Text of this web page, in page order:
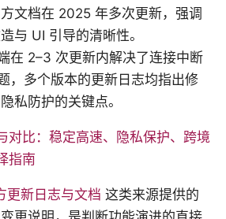
文档在 2025 年多次更新，强调
与 UI 引导的清晰性。
在 2–3 次更新内解决了连接中断
，多个版本的更新日志均指出修
私防护的关键点。
对比：稳定高速、隐私保护、跨境
指南
更新日志与文档 这类来源提供的